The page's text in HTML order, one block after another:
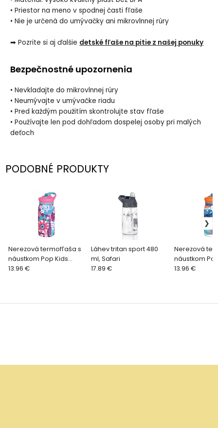
• Priestor na meno v spodnej časti fľaše
• Nie je určená do umývačky ani mikrovlnnej rúry
➡ Pozrite si aj ďalšie detské fľaše na pitie z našej ponuky
Bezpečnostné upozornenia
• Nevkladajte do mikrovlnnej rúry
• Neumývajte v umývačke riadu
• Pred každým použitím skontrolujte stav fľaše
• Používajte len pod dohľadom dospelej osoby pri malých
deťoch
PODOBNÉ PRODUKTY
Nerezová termofľaša s
náustkom Pop Kids
Blooming Garden 445
13.96 €
Láhev tritan sport 480
ml, Safari
17.89 €
Nerezová
náustkom
Ocean 445 ml
13.96 €